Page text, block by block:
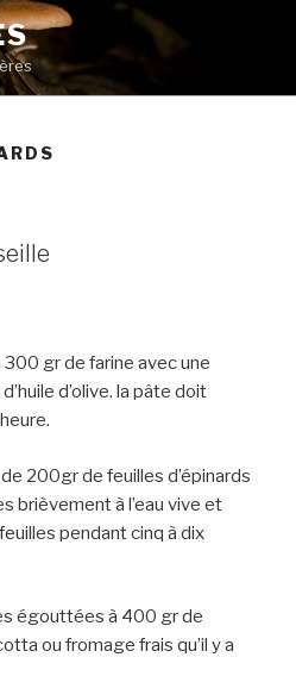
gr de farine avec une
d’olive. la pâte doit
200gr de feuilles d’épinards
brièvement à l’eau vive et
pendant cinq à dix
égouttées à 400 gr de
ou fromage frais qu’il y a